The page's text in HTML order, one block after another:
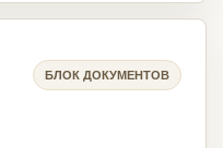
БЛОК ДОКУМЕНТОВ